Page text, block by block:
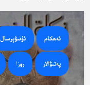
ئەھكام ئۇنىۋېرسال
پەتىۋالار روزا